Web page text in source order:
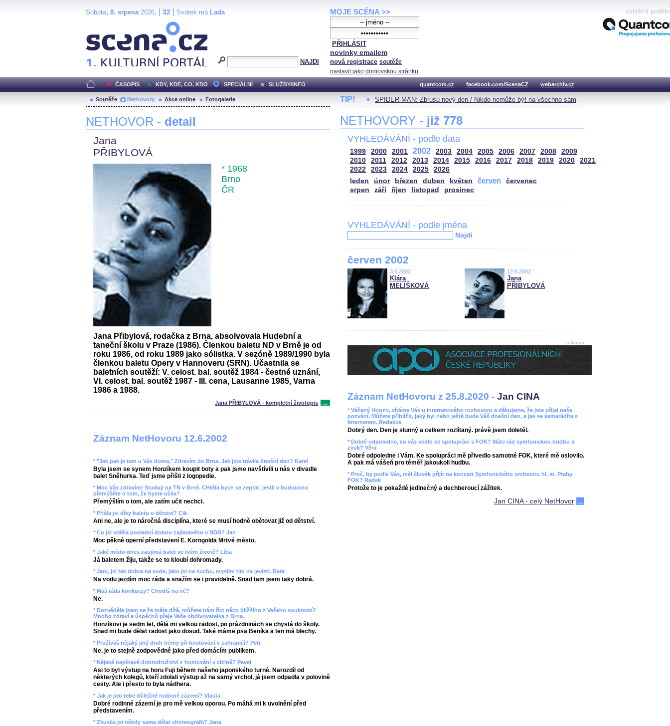
Sobota, 8. srpena2026, | 32 Svátek má Lada
NAJDI
MOJE SCÉNA >>
PŘIHLÁSIT
novinky emailem
nová registrace soutěže
nastavit jako domovskou stránku
zvláštní
ČASOPIS KDY, KDE, CO, KDO SPECIÁLNÍ SLUŽBY/INFO quantcom.cz facebook.com/ScenaCZ webarchiv.cz
Soutěže Nethovory Akce online Fotogalerie
NETHOVOR - detail
Jana
PŘIBYLOVÁ
* 1968
Brno
ČR
Jana Přibylová, rodačka z Brna, absolvovala Hudební a
taneční školu v Praze (1986). Členkou baletu ND v Brně je od
roku 1986, od roku 1989 jako sólistka. V sezóně 1989/1990 byla
členkou baletu Opery v Hannoveru (SRN). Účastnila se
baletních soutěží: V. celost. bal. soutěž 1984 - čestné uznání,
VI. celost. bal. soutěž 1987 - III. cena, Lausanne 1985, Varna
1986 a 1988.
Jana PŘIBYLOVÁ - kompletní životopis ...
Záznam NetHovoru 12.6.2002
* "Jak pak je tam u Vás doma," Zdravím do Brna. Jak jste trávila dnešní den? Karel
Byla jsem se synem Honzíkem koupit boty a pak jsme navštívili u nás v divadle
balet Sněhurka. Teď jsme přišli z logopedie.
* Moc Vás zdravím! Studuji na TN v Brně. CHtěla bych se zeptat, jestli v budoucnu
přemýšlíte o tom, že byste učila?
Přemýšlím o tom, ale zatím učit nechci.
* Přišla jsi díky baletu o dětství? Cik
Ani ne, ale je to náročná disciplína, které se musí hodně obětovat již od dětství.
* Co jsi viděla poslední dobou zajímavého v NDB? Jan
Moc pěkné operní představení E. Korngolda Mrtvé město.
* Jaké místo dnes zaujímá balet ve tvém životě? Líba
Já baletem žiju, takže se to kloubí dohromady.
* Jani, jsi tak dobra na vode, jako jsi na suchu, myslim tim na jevisti. Bara
Na vodu jezdím moc ráda a snažím se i pravidelně. Snad tam jsem taky dobrá.
* Máš ráda konkurzy? Chodíš na ně?
Ne.
* Dozvěděla jsem se že máte dítě, můžete nám říct něco bližšího z Vašeho soukromí?
Mnoho zdraví a úspěchů přeje Vaše obdivovatelka z Brna.
Honzíkovi je sedm let, dělá mi velkou radost, po prázdninách se chystá do školy.
Snad mi bude dělat radost jako dosud. Také máme psa Beníka a ten má blechy.
* Prožíváš nějaký jiný druh trémy při hostování v zahraničí? Petr
Ne, je to stejně zodpovědné jako před domácím publikem.
* Nějaké napínavé dobrodružství z hostování v cizině? Pavel
Asi to byl výstup na horu Fuji během našeho japonského turné. Narozdíl od
některých kolegů, kteří zdolali výstup až na samý vrchol, já jsem odpadla v polovině
cesty. Ale i přesto to byla nádhera.
* Jak je pro tebe důležité rodinné zázemí? Vlasta
Dobré rodinné zázemí je pro mě velkou oporou. Po máhá mi k uvolnění před
představením.
* Zkusila jsi někdy sama dělat choreografii? Jana
TIP! SPIDER-MAN: Zbrusu nový den / Nikdo nemůže být na všechno sám
NETHOVORY - již 778
VYHLEDÁVÁNÍ - podle data
1999 2000 2001 2002 2003 2004 2005 2006 2007 2008
2009
2010
2011 2012 2013 2014 2015 2016 2017 2018 2019 2020
2021
2022
2023 2024 2025
2026
leden
únor březen duben květen červen
červenec
srpen
září říjen listopad prosinec
VYHLEDÁVÁNÍ - podle jména
Najdi
červen 2002
3.6.2002
Klára
MELÍŠKOVÁ
12.6.2002
Jana
PŘIBYLOVÁ
reklama
Záznam NetHovoru z 25.8.2020 - Jan CINA
* Vážený Honzo, vítáme Vás u internetového rozhovoru a děkujeme, že jste přijal naše
pozvání. Můžete přiblížit, jaký byl nebo ještě bude Váš dnešní den, a jak se kamarádíte s
Internetem. Redakce
Dobrý den. Den je slunný a celkem rozlítaný. právě jsem doletěl.
* Dobré odpoledne, co vás vedlo ke spolupráci s FOK? Máte rád symfonickou hudbu a
zvuk? Věra
Dobré odpoledne i Vám. Ke spolupráci mě přivedlo samotné FOK, které mě oslovilo.
A pak má vášeň pro téměř jakoukoli hudbu.
* Proč, by podle Vás, měl člověk přijít na koncert Symfonického orchestru hl. m. Prahy
FOK? Radek
Protože to je pokaždé jedinečný a dechberoucí zážitek.
Jan CINA - celý NetHovor